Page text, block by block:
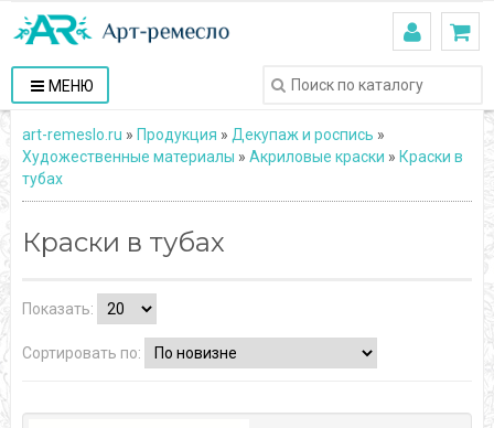
МЕНЮ
art-remeslo.ru » Продукция » Декупаж и роспись »
Художественные материалы » Акриловые краски » Краски в
тубах
Краски в тубах
Показать:
Сортировать по: